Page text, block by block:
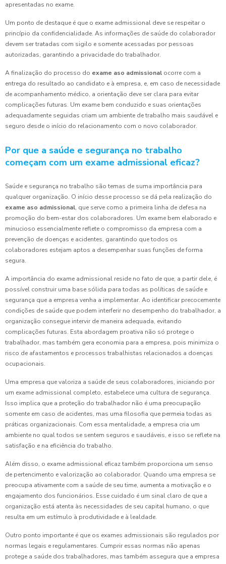
apresentadas no exame.
Um ponto de destaque é que o exame admissional deve se respeitar o
princípio da confidencialidade. As informações de saúde do colaborador
devem ser tratadas com sigilo e somente acessadas por pessoas
autorizadas, garantindo a privacidade do trabalhador.
A finalização do processo do exame aso admissional ocorre com a
entrega do resultado ao candidato e à empresa, e, em caso de necessidade
de acompanhamento médico, a orientação deve ser clara para evitar
complicações futuras. Um exame bem conduzido e suas orientações
adequadamente seguidas criam um ambiente de trabalho mais saudável e
seguro desde o início do relacionamento com o novo colaborador.
Por que a saúde e segurança no trabalho
começam com um exame admissional eficaz?
Saúde e segurança no trabalho são temas de suma importância para
qualquer organização. O início desse processo se dá pela realização do
exame aso admissional, que serve como a primeira linha de defesa na
promoção do bem-estar dos colaboradores. Um exame bem elaborado e
minucioso essencialmente reflete o compromisso da empresa com a
prevenção de doenças e acidentes, garantindo que todos os
colaboradores estejam aptos a desempenhar suas funções de forma
segura.
A importância do exame admissional reside no fato de que, a partir dele, é
possível construir uma base sólida para todas as políticas de saúde e
segurança que a empresa venha a implementar. Ao identificar precocemente
condições de saúde que podem interferir no desempenho do trabalhador, a
organização consegue intervir de maneira adequada, evitando
complicações futuras. Esta abordagem proativa não só protege o
trabalhador, mas também gera economia para a empresa, pois minimiza o
risco de afastamentos e processos trabalhistas relacionados a doenças
ocupacionais.
Uma empresa que valoriza a saúde de seus colaboradores, iniciando por
um exame admissional completo, estabelece uma cultura de segurança.
Isso implica que a proteção do trabalhador não é uma preocupação
somente em caso de acidentes, mas uma filosofia que permeia todas as
práticas organizacionais. Com essa mentalidade, a empresa cria um
ambiente no qual todos se sentem seguros e saudáveis, e isso se reflete na
satisfação e na eficiência do trabalho.
Além disso, o exame admissional eficaz também proporciona um senso
de pertencimento e valorização ao colaborador. Quando uma empresa se
preocupa ativamente com a saúde de seu time, aumenta a motivação e o
engajamento dos funcionários. Esse cuidado é um sinal claro de que a
organização está atenta às necessidades de seu capital humano, o que
resulta em um estímulo à produtividade e à lealdade.
Outro ponto importante é que os exames admissionais são regulados por
normas legais e regulamentares. Cumprir essas normas não apenas
protege a saúde dos trabalhadores, mas também assegura que a empresa